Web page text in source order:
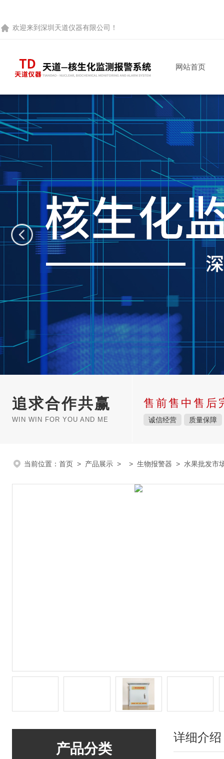
欢迎来到 深圳天道仪器有限公司 ！
网站首页
追求合作共赢
WIN WIN FOR YOU AND ME
售前售中售后
诚信经营 质量保障
当前位置： 首页 > 产品展示 > > 生物报警器 > 水果批发市
产品分类
详细介绍